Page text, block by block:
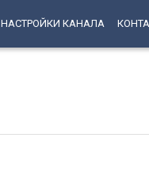
НАСТРОЙКИ КАНАЛА
Александр